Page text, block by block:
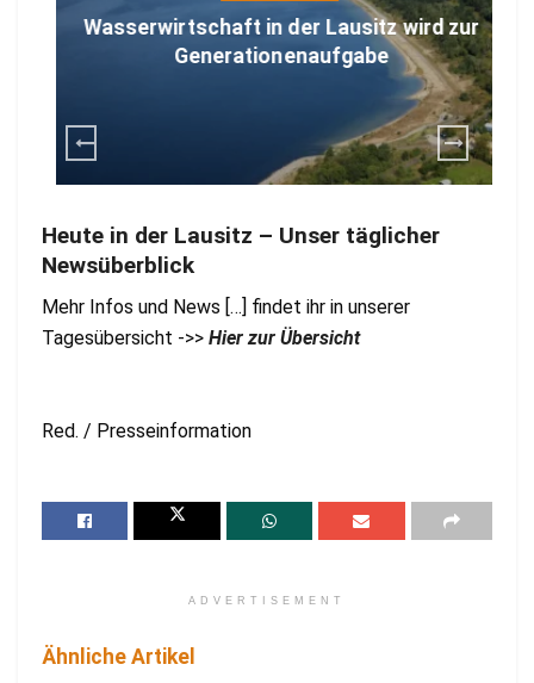
Wasserwirtschaft in der Lausitz wird zur
Generationenaufgabe
Heute in der Lausitz – Unser täglicher
Newsüberblick
Mehr Infos und News […] findet ihr in unserer
Tagesübersicht ->> Hier zur Übersicht
Red. / Presseinformation
ADVERTISEMENT
Ähnliche Artikel